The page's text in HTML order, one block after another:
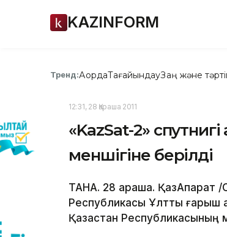
KAZINFORM
Тренд:АқордаТағайындауЗаң және
12:31, 28 Қараша 2011
«KazSat-2»
меншігіне берілді
ТАНА. 28 қараша. ҚазАқпарат
Республикасы Ұлттық ғарыш
Қазақстан Республикасының